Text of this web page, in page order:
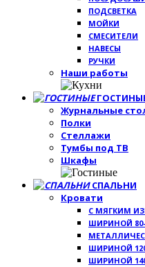
ПОДСВЕТКА
МОЙКИ
СМЕСИТЕЛИ
НАВЕСЫ
РУЧКИ
Наши работы
Журнальные
Полки
Стеллажи
Тумбы под ТВ
Шкафы
СПАЛЬНИ
Кровати
С МЯГКИМ
ШИРИНОЙ
ШИРИНОЙ
ШИРИНОЙ